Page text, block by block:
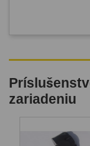
zariadeniu